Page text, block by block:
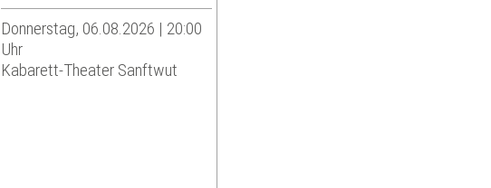
Donnerstag, 06.08.2026 | 20:00
Uhr
Kabarett-Theater Sanftwut